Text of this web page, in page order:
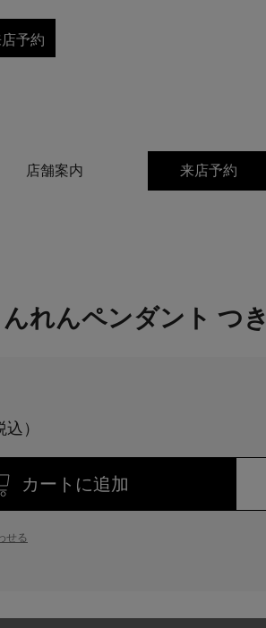
店舗案内 来店予約
予約
れんペンダント つ
カートに追加
せる